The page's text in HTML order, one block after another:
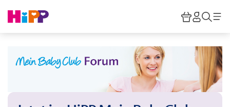
HiPP